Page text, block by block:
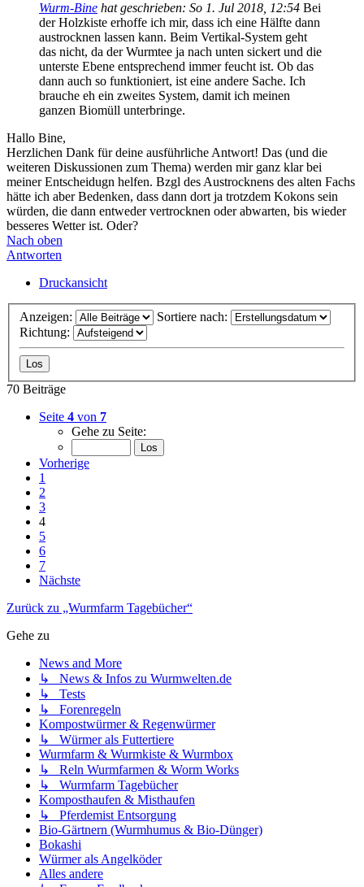
Wurm-Bine hat geschrieben: So 1. Jul 2018, 12:54 Bei
der Holzkiste erhoffe ich mir, dass ich eine Hälfte dann
austrocknen lassen kann. Beim Vertikal-System geht
das nicht, da der Wurmtee ja nach unten sickert und die
unterste Ebene entsprechend immer feucht ist. Ob das
dann auch so funktioniert, ist eine andere Sache. Ich
brauche eh ein zweites System, damit ich meinen
ganzen Biomüll unterbringe.
Hallo Bine,
Herzlichen Dank für deine ausführliche Antwort! Das (und die
weiteren Diskussionen zum Thema) werden mir ganz klar bei
meiner Entscheidugn helfen. Bzgl des Austrocknens des alten Fachs
hätte ich aber Bedenken, dass dann dort ja trotzdem Kokons sein
würden, die dann entweder vertrocknen oder abwarten, bis wieder
besseres Wetter ist. Oder?
Nach oben
Antworten
Druckansicht
Anzeigen:
Sortiere nach:
Richtung:
70 Beiträge
Seite 4 von 7
Gehe zu Seite:
Vorherige
1
2
3
4
5
6
7
Nächste
Zurück zu „Wurmfarm Tagebücher“
Gehe zu
News and More
↳ News & Infos zu Wurmwelten.de
↳ Tests
↳ Forenregeln
Kompostwürmer & Regenwürmer
↳ Würmer als Futtertiere
Wurmfarm & Wurmkiste & Wurmbox
↳ Reln Wurmfarmen & Worm Works
↳ Wurmfarm Tagebücher
Komposthaufen & Misthaufen
↳ Pferdemist Entsorgung
Bio-Gärtnern (Wurmhumus & Bio-Dünger)
Bokashi
Würmer als Angelköder
Alles andere